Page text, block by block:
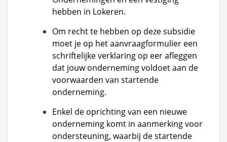
hebben in Lokeren.
Om recht te hebben op deze subsidie
moet je op hetaanvraagformulier een
schriftelijke verklaring op eer afleggen
dat jouw onderneming voldoet aan de
voorwaarden van startende
onderneming.
Enkel de oprichting van een nieuwe
onderneming komt in aanmerking voor
ondersteuning, waarbij de startende